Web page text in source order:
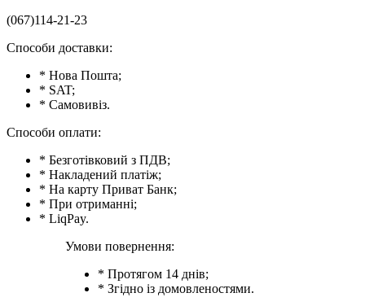
(067)114-21-23
Способи доставки:
* Нова Пошта;
* SAT;
* Самовивіз.
Способи оплати:
* Безготівковий з ПДВ;
* Накладений платіж;
* На карту Приват Банк;
* При отриманні;
* LiqPay.
Умови повернення:
* Протягом 14 днів;
* Згідно із домовленостями.